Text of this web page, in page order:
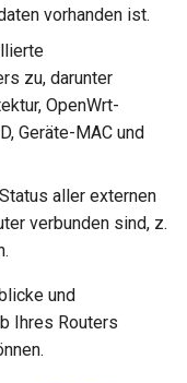
vorhanden ist.
zu, darunter
OpenWrt-
Geräte-MAC und
aller externen
verbunden sind, z.
und
Ihres Routers